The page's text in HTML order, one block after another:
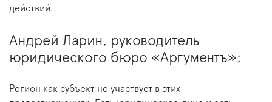
действий.
Андрей Ларин, руководитель
юридического бюро «Аргументъ»:
Регион как субъект не участвует в этих